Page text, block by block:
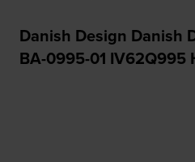
Danish Design Danish
BA-0995-01 IV62Q995